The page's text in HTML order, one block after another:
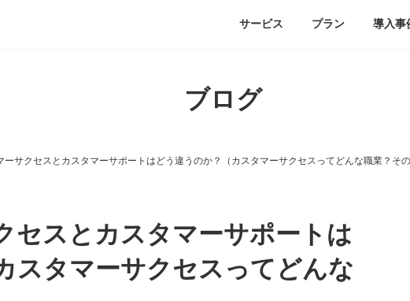
サービス プラン 導入事
ブログ
ーサクセスとカスタマーサポートはどう違うのか？（カスタマーサクセスってどんな職業？その
セスとカスタマーサポートは
スタマーサクセスってどんな